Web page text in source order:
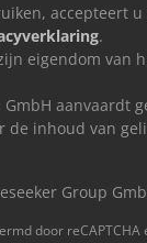
accepteert u
.
eigendom van
aanvaardt
de inhoud van
Group
door reCAPTCHA